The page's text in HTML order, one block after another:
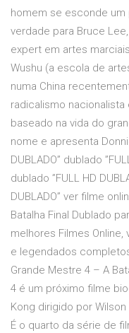
homem se esconde
verdade para Bruce
expert em artes
Wushu (a escola de
numa China
radicalismo nacionalista
baseado na vida do
nome e apresenta
DUBLADO” dublado
dublado ”FULL HD
DUBLADO” ver filme
Batalha Final Dublado
melhores Filmes
e legendados
Grande Mestre 4 – A
4 é um próximo filme
Kong dirigido por
É o quarto da série de